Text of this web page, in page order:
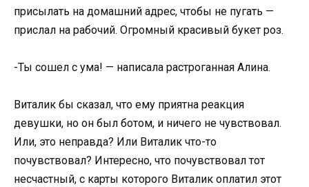
присылать на домашний адрес, чтобы не пугать —
прислал на рабочий. Огромный красивый букет роз.
-Ты сошел с ума! — написала растроганная Алина.
Виталик бы сказал, что ему приятна реакция
девушки, но он был ботом, и ничего не чувствовал.
Или, это неправда? Или Виталик что-то
почувствовал? Интересно, что почувствовал тот
несчастный, с карты которого Виталик оплатил этот